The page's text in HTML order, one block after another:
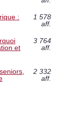
:
1 578
aff.
et
3 764
aff.
2 332
aff.